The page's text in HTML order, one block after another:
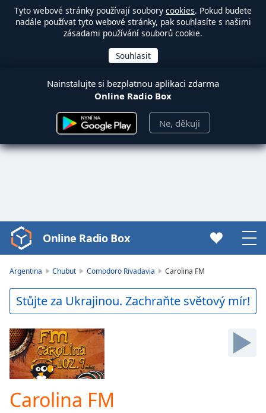
Tyto webové stránky používají soubory cookies. Pokud budete
nadále používat tyto webové stránky, pak souhlasíte s našimi
zásadami používání souborů cookie.
Nainstalujte si bezplatnou aplikaci zdarma
Online Radio Box
Ne, děkuji
Video
Player
Play
Video
Skip
Backward
Skip
Forward
Mute
Current
Time0:00
Online Radio Box
Argentina Chubut Comodoro Rivadavia Carolina FM
Stůjte za Ukrajinou. Zachraňte světový mír!
Carolina FM